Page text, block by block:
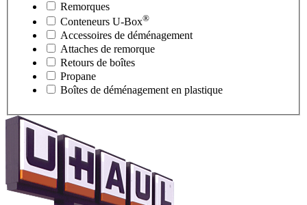
Remorques
Conteneurs U-Box®
Accessoires de déménagement
Attaches de remorque
Retours de boîtes
Propane
Boîtes de déménagement en plastique